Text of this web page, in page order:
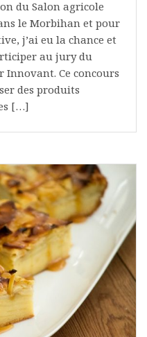
du Salon agricole
le Morbihan et pour
j’ai eu la chance et
au jury du
Innovant. Ce concours
des produits
[…]